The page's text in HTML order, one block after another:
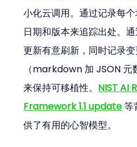
小化云调用。通过记录每个
日期和版本来追踪出处。
更新有意刷新，同时记录
（markdown 加 JSON 元
来保持可移植性。 NIST AI
Framework 1.1 update 等
供了有用的心智模型。